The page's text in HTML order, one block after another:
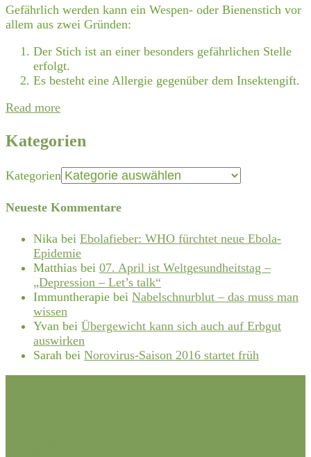
Gefährlich werden kann ein Wespen- oder Bienenstich vor
allem aus zwei Gründen:
Der Stich ist an einer besonders gefährlichen Stelle
erfolgt.
Es besteht eine Allergie gegenüber dem Insektengift.
Read more
Kategorien
Kategorien
Neueste Kommentare
Nika bei Ebolafieber: WHO fürchtet neue Ebola-
Epidemie
Matthias bei 07. April ist Weltgesundheitstag –
„Depression – Let’s talk“
Immuntherapie bei Nabelschnurblut – das muss man
wissen
Yvan bei Übergewicht kann sich auch auf Erbgut
auswirken
Sarah bei Norovirus-Saison 2016 startet früh